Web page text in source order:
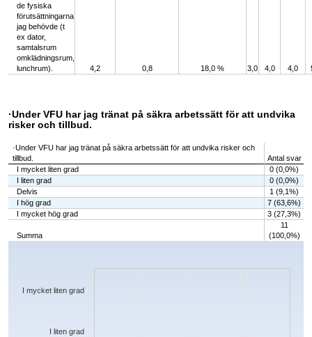
de fysiska
förutsättningarna
jag behövde (t
ex dator,
samtalsrum
omklädningsrum,
lunchrum).
4,2 0,8 18,0 % 3,0 4,0 4,0
·Under VFU har jag tränat på säkra arbetssätt för att undvika
risker och tillbud.
·Under VFU har jag tränat på säkra arbetssätt för att undvika risker och
tillbud.
Antal svar
I mycket liten grad
0 (0,0%)
I liten grad
0 (0,0%)
Delvis
1 (9,1%)
I hög grad
7 (63,6%)
I mycket hög grad
3 (27,3%)
Summa
11
(100,0%)
Chart
The chart has 1 X axis displaying categories.
I liten grad
I mycket liten grad